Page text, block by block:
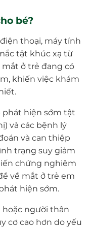
bé?
thoại, máy tính
tật khúc xạ từ
mắt ở trẻ đang có
khiến việc khám
phát hiện sớm tật
và các bệnh lý
và can thiệp
trạng suy giảm
chứng nghiêm
về mắt ở trẻ em
hiện sớm.
hoặc người thân
cơ cao hơn do yếu